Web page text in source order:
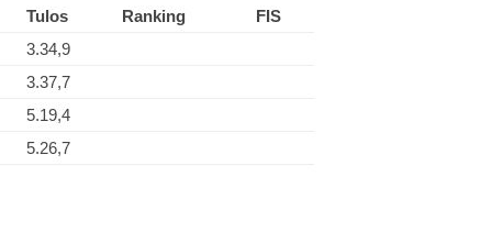
Tulos Ranking
FIS
3.34,9
3.37,7
5.19,4
5.26,7